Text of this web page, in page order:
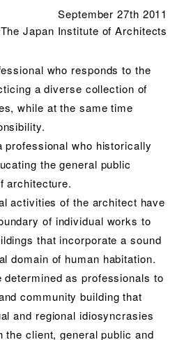
September 27th 2011
The Japan Institute of Architects
who responds to the
a diverse collection of
while at the same time
professional who historically
the general public
architecture.
activities of the architect have
of individual works to
that incorporate a sound
domain of human habitation.
as professionals to
community building that
and regional idiosyncrasies
the client, general public and